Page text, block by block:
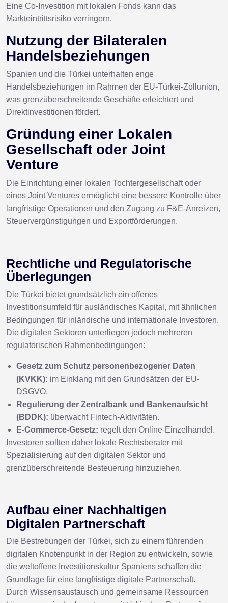
Eine Co-Investition mit lokalen Fonds kann das
Markteintrittsrisiko verringern.
Nutzung der Bilateralen
Handelsbeziehungen
Spanien und die Türkei unterhalten enge
Handelsbeziehungen im Rahmen der EU-Türkei-Zollunion,
was grenzüberschreitende Geschäfte erleichtert und
Direktinvestitionen fördert.
Gründung einer Lokalen
Gesellschaft oder Joint
Venture
Die Einrichtung einer lokalen Tochtergesellschaft oder
eines Joint Ventures ermöglicht eine bessere Kontrolle über
langfristige Operationen und den Zugang zu F&E-Anreizen,
Steuervergünstigungen und Exportförderungen.
Rechtliche und Regulatorische
Überlegungen
Die Türkei bietet grundsätzlich ein offenes
Investitionsumfeld für ausländisches Kapital, mit ähnlichen
Bedingungen für inländische und internationale Investoren.
Die digitalen Sektoren unterliegen jedoch mehreren
regulatorischen Rahmenbedingungen:
Gesetz zum Schutz personenbezogener Daten
(KVKK): im Einklang mit den Grundsätzen der EU-
DSGVO.
Regulierung der Zentralbank und Bankenaufsicht
(BDDK): überwacht Fintech-Aktivitäten.
E-Commerce-Gesetz: regelt den Online-Einzelhandel.
Investoren sollten daher lokale Rechtsberater mit
Spezialisierung auf den digitalen Sektor und
grenzüberschreitende Besteuerung hinzuziehen.
Aufbau einer Nachhaltigen
Digitalen Partnerschaft
Die Bestrebungen der Türkei, sich zu einem führenden
digitalen Knotenpunkt in der Region zu entwickeln, sowie
die weltoffene Investitionskultur Spaniens schaffen die
Grundlage für eine langfristige digitale Partnerschaft.
Durch Wissensaustausch und gemeinsame Ressourcen